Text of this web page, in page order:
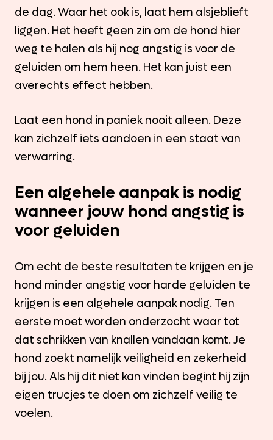
de dag. Waar het ook is, laat hem alsjeblieft
liggen. Het heeft geen zin om de hond hier
weg te halen als hij nog angstig is voor de
geluiden om hem heen. Het kan juist een
averechts effect hebben.
Laat een hond in paniek nooit alleen. Deze
kan zichzelf iets aandoen in een staat van
verwarring.
Een algehele aanpak is nodig
wanneer jouw hond angstig is
voor geluiden
Om echt de beste resultaten te krijgen en je
hond minder angstig voor harde geluiden te
krijgen is een algehele aanpak nodig. Ten
eerste moet worden onderzocht waar tot
dat schrikken van knallen vandaan komt. Je
hond zoekt namelijk veiligheid en zekerheid
bij jou. Als hij dit niet kan vinden begint hij zijn
eigen trucjes te doen om zichzelf veilig te
voelen.